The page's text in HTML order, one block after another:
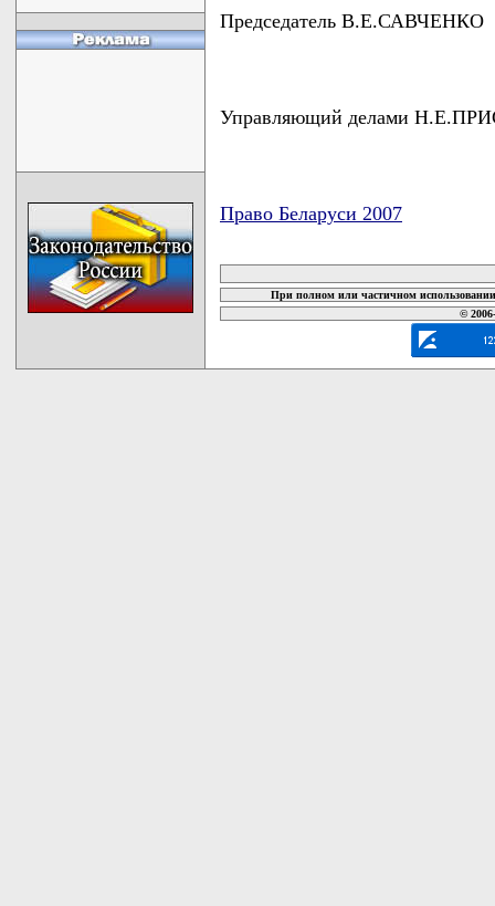
Председатель В.Е.САВЧЕНКО
Управляющий делами
Право Беларуси 2007
При полном или частичном
©